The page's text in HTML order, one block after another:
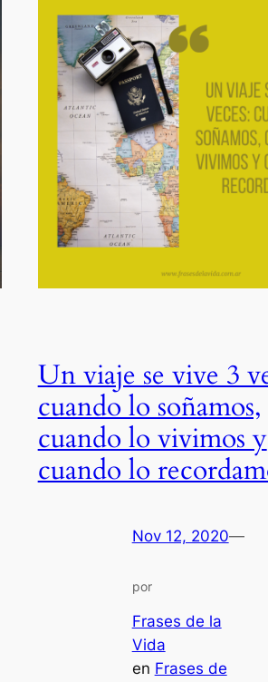
Un viaje se vive 3
cuando lo soñamos,
cuando lo vivimos y
cuando lo
Nov 12, 2020—
por
Frases de la
Vida
en Frases de